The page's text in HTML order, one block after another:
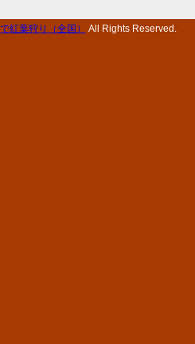
紅葉狩り（全国） All Rights Reserved.